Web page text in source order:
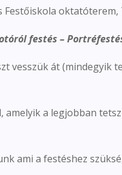
Festőiskola oktatóterem,
festés –
vesszük át (mindegyik
amelyik a legjobban
ami a festéshez